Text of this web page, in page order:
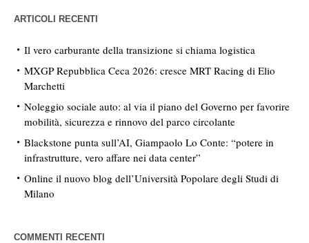
ARTICOLI RECENTI
Il vero carburante della transizione si chiama logistica
MXGP Repubblica Ceca 2026: cresce MRT Racing di Elio
Marchetti
Noleggio sociale auto: al via il piano del Governo per favorire
mobilità, sicurezza e rinnovo del parco circolante
Blackstone punta sull’AI, Giampaolo Lo Conte: “potere in
infrastrutture, vero affare nei data center”
Online il nuovo blog dell’Università Popolare degli Studi di
Milano
COMMENTI RECENTI